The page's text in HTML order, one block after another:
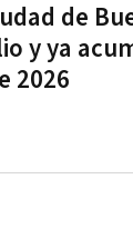
de
y ya
2026